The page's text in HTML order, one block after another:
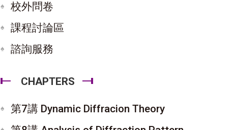
校外問卷
課程討論區
諮詢服務
CHAPTERS
第7講 Dynamic Diffracion Theory